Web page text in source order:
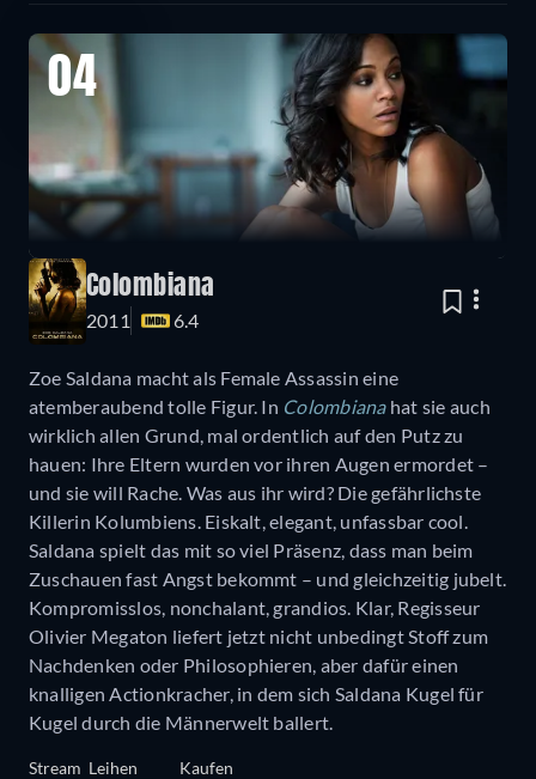
04
Colombiana
2011 6.4
Zoe Saldana macht als Female Assassin eine
atemberaubend tolle Figur. In Colombianahat sie auch
wirklich allen Grund, mal ordentlich auf den Putz zu
hauen: Ihre Eltern wurden vor ihren Augen ermordet –
und sie will Rache. Was aus ihr wird? Die gefährlichste
Killerin Kolumbiens. Eiskalt, elegant, unfassbar cool.
Saldana spielt das mit so viel Präsenz, dass man beim
Zuschauen fast Angst bekommt – und gleichzeitig jubelt.
Kompromisslos, nonchalant, grandios. Klar, Regisseur
Olivier Megaton liefert jetzt nicht unbedingt Stoff zum
Nachdenken oder Philosophieren, aber dafür einen
knalligen Actionkracher, in dem sich Saldana Kugel für
Kugel durch die Männerwelt ballert.
Stream Leihen Kaufen